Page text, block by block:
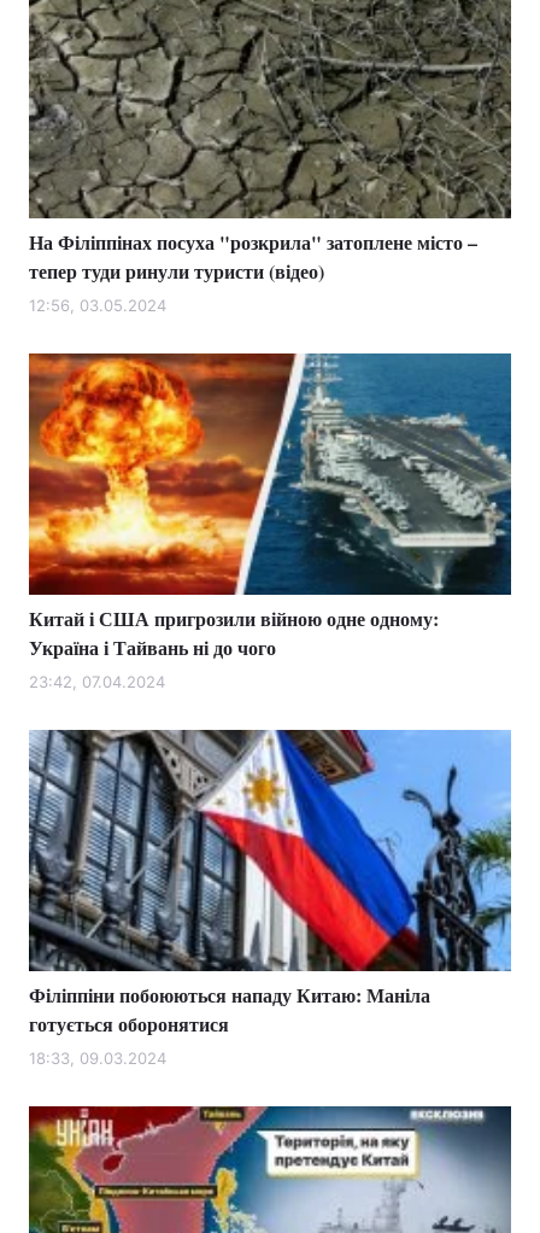
На Філіппінах посуха "розкрила" затоплене місто –
тепер туди ринули туристи (відео)
12:56, 03.05.2024
Китай і США пригрозили війною одне одному:
Україна і Тайвань ні до чого
23:42, 07.04.2024
Філіппіни побоюються нападу Китаю: Маніла
готується оборонятися
18:33, 09.03.2024